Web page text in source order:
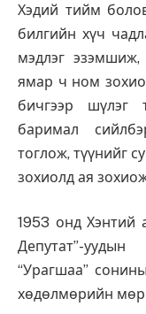
Хэдий тийм
билгийн хүч
мэдлэг
ямар ч ном
бичгээр шүлэг
баримал
тоглож, түүнийг
зохиолд ая
1953 онд Хэнтий
Депутат”-
“Урагшаа”
хөдөлмөрийн мөр